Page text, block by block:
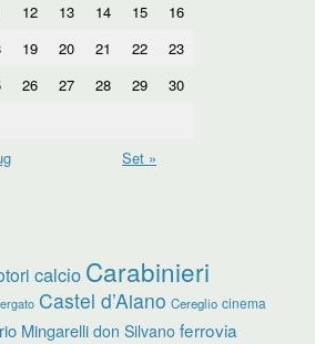
12 13 14 15
16
19 20 21 22
23
26 27 28 29
30
Set »
calcio Carabinieri
Castel d’Aiano Cereglio cinema
Mingarelli don Silvano ferrovia